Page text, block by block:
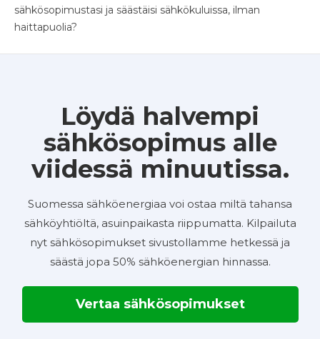
sähkösopimustasi ja säästäisi sähkökuluissa, ilman
haittapuolia?
Löydä halvempi
sähkösopimus alle
viidessä minuutissa.
Suomessa sähköenergiaa voi ostaa miltä tahansa
sähköyhtiöltä, asuinpaikasta riippumatta. Kilpailuta
nyt sähkösopimukset sivustollamme hetkessä ja
säästä jopa 50% sähköenergian hinnassa.
Vertaa sähkösopimukset